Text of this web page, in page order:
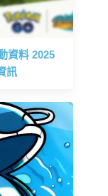
資料 2025
訊